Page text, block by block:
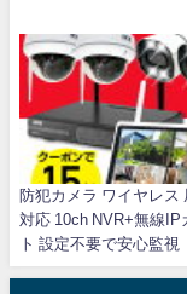
防犯カメラ ワイヤレス
対応 10ch NVR+無線IP
ト 設定不要で安心監視